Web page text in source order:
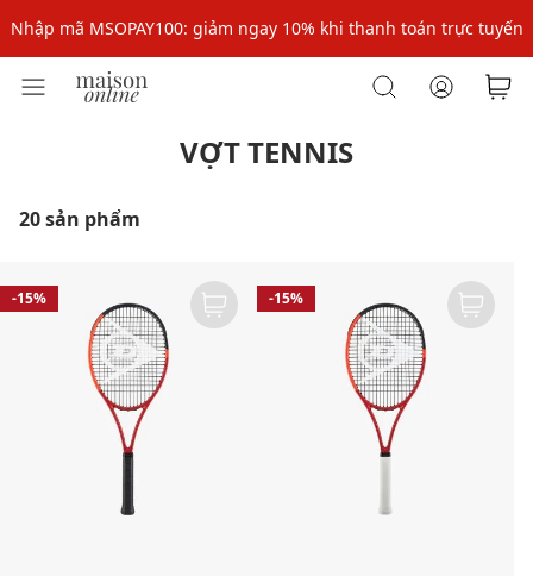
Nhập mã: MSOXINCHAO - Giảm 10% đơn đầu cho thành viên mới!
Nhập mã MSOPAY100: giảm ngay 10% khi thanh toán trực tuyến
VỢT TENNIS
20 sản phẩm
-15% -15%